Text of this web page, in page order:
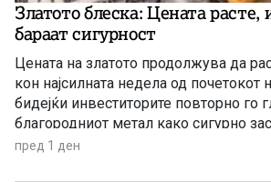
Златото блеска: Цената расте,
бараат сигурност
Цената на златото продолжува да
кон најсилната недела од почетокот
бидејќи инвеститорите повторно го
благородниот метал како сигурно
услови на глобална економска
пред 1 ден